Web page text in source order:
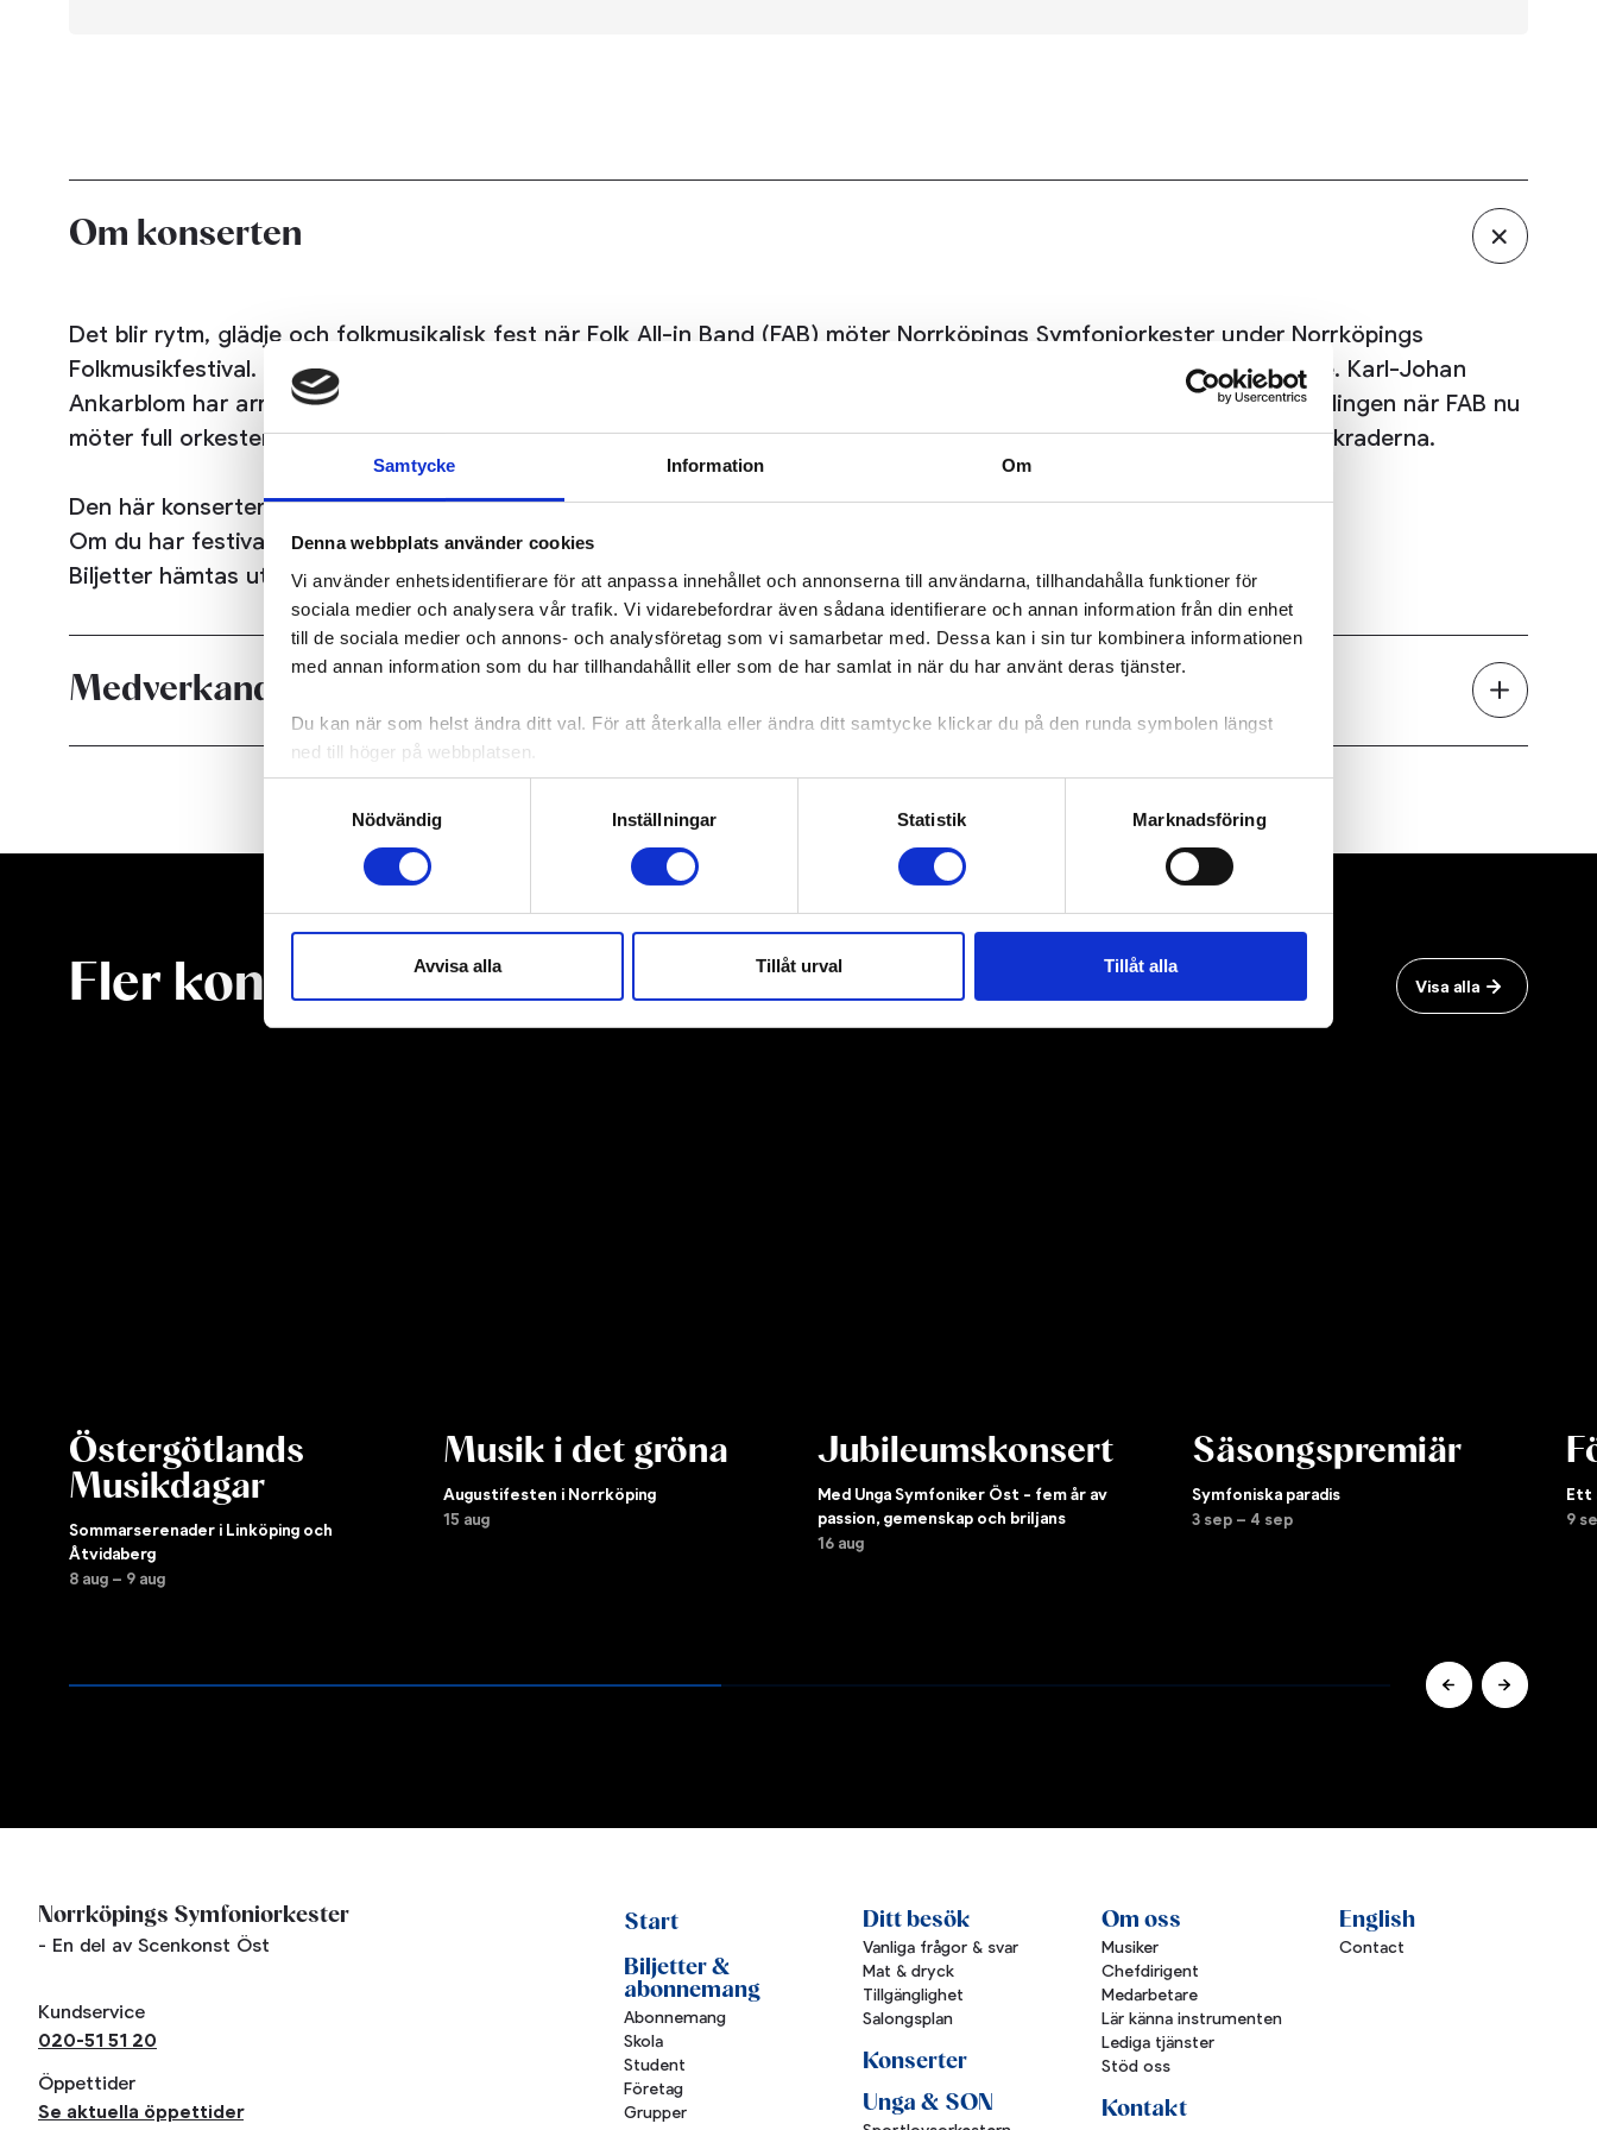
Samtycke Information Om
Denna webbplats använder cookies
Vi använder enhetsidentifierare för att anpassa innehållet och annonserna till användarna, tillhandahålla funktioner för
sociala medier och analysera vår trafik. Vi vidarebefordrar även sådana identifierare och annan information från din enhet
till de sociala medier och annons- och analysföretag som vi samarbetar med. Dessa kan i sin tur kombinera informationen
med annan information som du har tillhandahållit eller som de har samlat in när du har använt deras tjänster.
Du kan när som helst ändra ditt val. För att återkalla eller ändra ditt samtycke klickar du på den runda symbolen längst
ned till höger på webbplatsen.
Nödvändig
Inställningar Statistik Marknadsföring
Avvisa alla Tillåt urval Tillåt alla
Om konserten
Det blir rytm, glädje och folkmusikalisk fest när Folk All-in Band (FAB) möter Norrköpings Symfoniorkester under Norrköpings
Folkmusikfestival. FAB är det 15 personer starka bandet som gör skandinavisk folkmusik till en pulserande upplevelse. Karl-Johan
Ankarblom har arrangerat musiken för stråkar, blås och rytmsektion, och står också bakom den symfoniska förvandlingen när FAB nu
möter full orkesterklang. Det blir sväng, skratt, känsla – och fullt ös från första tonen. Var beredd på att dansa i bänkraderna.
Den här konserten är en del avNorrköpings Folkmusikfestival.
Om du har festivalbiljett kan du gå på konserten utan att köpa en extra biljett.
Biljetter hämtas ut innan konserten i kassan på Louis De Geer konsert & kongress, Dalsgatan 15.
Medverkande
Fler konserter Visa alla
Östergötlands
Musikdagar
Sommarserenader i Linköping och
Åtvidaberg
8 aug – 9 aug
Musik i det gröna
Augustifesten i Norrköping
15 aug
Jubileumskonsert
Med Unga Symfoniker Öst - fem år av
passion, gemenskap och briljans
16 aug
Säsongspremiär
Symfoniska paradis
3 sep – 4 sep
Ett
9
Norrköpings Symfoniorkester
- En del av Scenkonst Öst
Kundservice
020-51 51 20
Öppettider
Se aktuella öppettider
Start
Biljetter &
abonnemang
Abonnemang
Skola
Student
Företag
Grupper
Ditt besök
Vanliga frågor & svar
Mat & dryck
Tillgänglighet
Salongsplan
Konserter
Unga & SON
Om oss
Musiker
Chefdirigent
Medarbetare
Lär känna instrumenten
Lediga tjänster
Stöd oss
Kontakt
English
Contact